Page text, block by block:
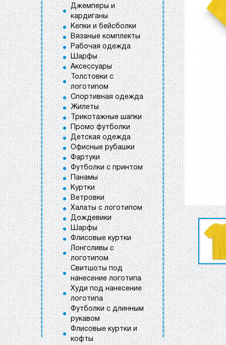
Джемперы и
кардиганы
Кепки и бейсболки
Вязаные комплекты
Рабочая одежда
Шарфы
Аксессуары
Толстовки с
логотипом
Спортивная одежда
Жилеты
Трикотажные шапки
Промо футболки
Детская одежда
Офисные рубашки
Фартуки
Футболки с принтом
Панамы
Куртки
Ветровки
Халаты с логотипом
Дождевики
Шарфы
Флисовые куртки
Лонгсливы с
логотипом
Свитшоты под
нанесение логотипа
Худи под нанесение
логотипа
Футболки с длинным
рукавом
Флисовые куртки и
кофты